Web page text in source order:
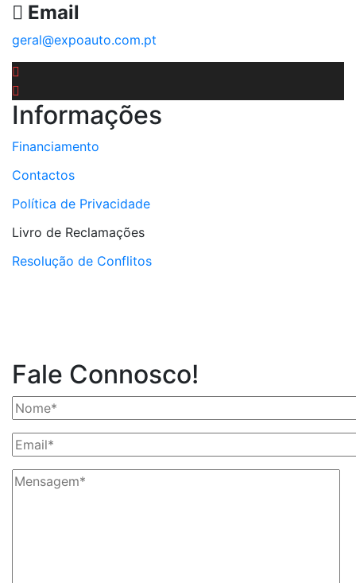
Email
geral@expoauto.com.pt
Informações
Financiamento
Contactos
Política de Privacidade
Livro de Reclamações
Resolução de Conflitos
Fale Connosco!